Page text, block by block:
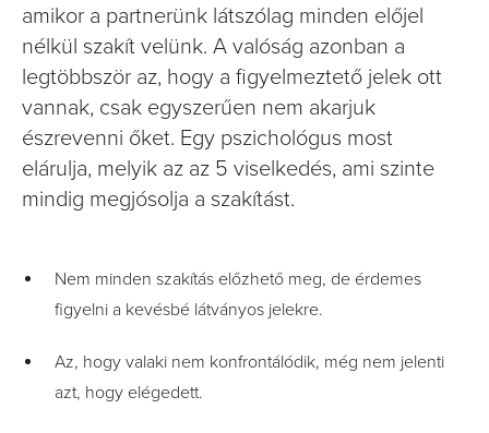
amikor a partnerünk látszólag minden előjel
nélkül szakít velünk. A valóság azonban a
legtöbbször az, hogy a figyelmeztető jelek ott
vannak, csak egyszerűen nem akarjuk
észrevenni őket. Egy pszichológus most
elárulja, melyik az az 5 viselkedés, ami szinte
mindig megjósolja a szakítást.
Nem minden szakítás előzhető meg, de érdemes
figyelni a kevésbé látványos jelekre.
Az, hogy valaki nem konfrontálódik, még nem jelenti
azt, hogy elégedett.